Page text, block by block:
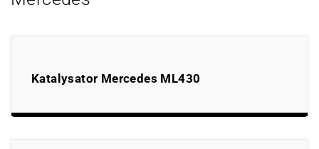
Katalysator Mercedes ML430